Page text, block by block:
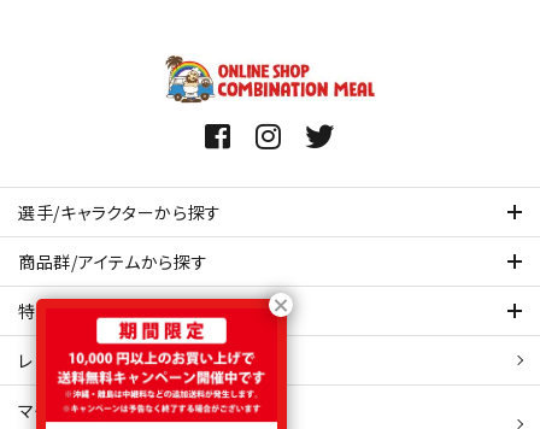
選手/キャラクターから探す
商品群/アイテムから探す
特集ページを見てみる
レビュー・口コミ 一覧ページ
マイアカウント